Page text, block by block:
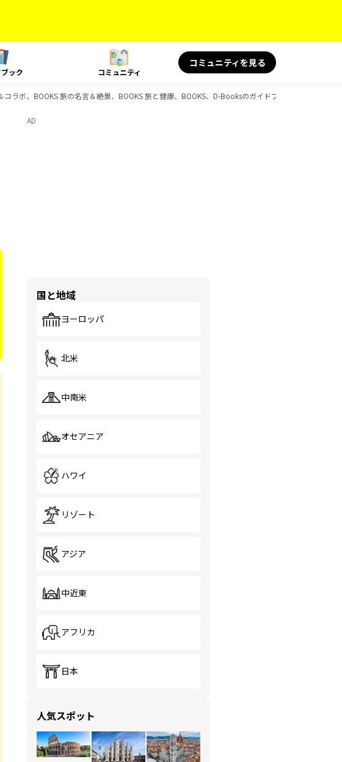
ック コミュニティ
コミュニティを見る
ボ、BOOKS 旅の名言＆絶景、BOOKS 旅と健康、BOOKS、D-Booksのガイドブック一覧
AD
国と地域
ヨーロッパ
北米
中南米
オセアニア
ハワイ
リゾート
アジア
中近東
アフリカ
日本
人気スポット